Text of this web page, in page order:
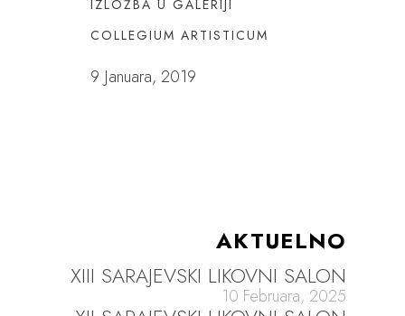
IZLOŽBA U GALERIJI
COLLEGIUM ARTISTICUM
9 Januara, 2019
AKTUELNO
XIII SARAJEVSKI LIKOVNI SALON
10 Februara, 2025